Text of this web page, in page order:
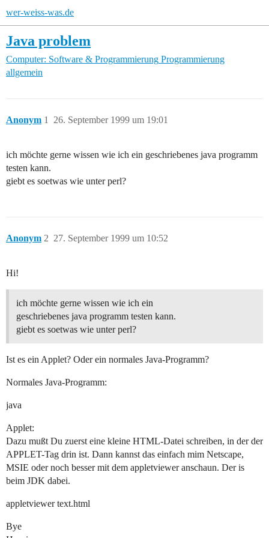
wer-weiss-was.de
Java problem
Computer: Software & Programmierung Programmierung
allgemein
Anonym 26. September 1999 um 19:01
1
ich möchte gerne wissen wie ich ein geschriebenes java programm
testen kann.
giebt es soetwas wie unter perl?
Anonym 27. September 1999 um 10:52
2
Hi!
ich möchte gerne wissen wie ich ein
geschriebenes java programm testen kann.
giebt es soetwas wie unter perl?
Ist es ein Applet? Oder ein normales Java-Programm?
Normales Java-Programm:
java
Applet:
Dazu mußt Du zuerst eine kleine HTML-Datei schreiben, in der der
APPLET-Tag drin ist. Dann kannst das einfach mim Netscape,
MSIE oder noch besser mit dem appletviewer anschaun. Der is
beim JDK dabei.
appletviewer text.html
Bye